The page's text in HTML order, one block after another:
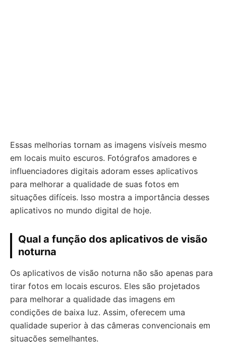
Essas melhorias tornam as imagens visíveis mesmo
em locais muito escuros. Fotógrafos amadores e
influenciadores digitais adoram esses aplicativos
para melhorar a qualidade de suas fotos em
situações difíceis. Isso mostra a importância desses
aplicativos no mundo digital de hoje.
Qual a função dos aplicativos de visão
noturna
Os aplicativos de visão noturna não são apenas para
tirar fotos em locais escuros. Eles são projetados
para melhorar a qualidade das imagens em
condições de baixa luz. Assim, oferecem uma
qualidade superior à das câmeras convencionais em
situações semelhantes.